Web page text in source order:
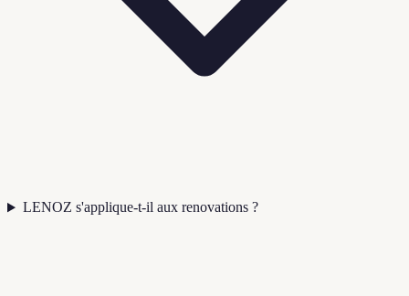
LENOZ s'applique-t-il aux renovations ?